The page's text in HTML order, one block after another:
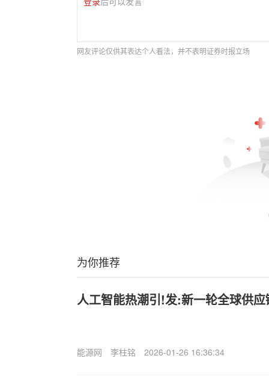
网友评论仅供其表达个人看法，并不表明证券时报立场
为你推荐
人工智能热潮引!发:新一轮全球供应
能源网 李柱铭 2026-01-26 16:36:34